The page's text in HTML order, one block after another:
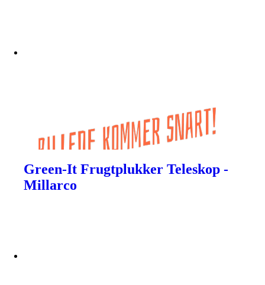
Green-It Frugtplukker Teleskop -
Millarco